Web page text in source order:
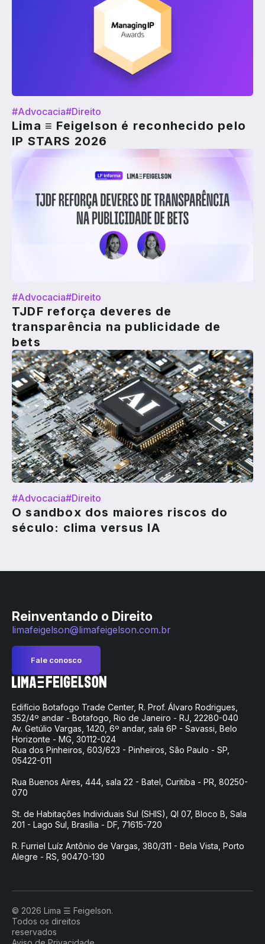
#Advocacia#Direito
Lima ≡ Feigelson é reconhecido pelo
IP STARS 2026
#Advocacia#Direito
TJDF reforça deveres de
transparência na publicidade de
bets
#Advocacia#Direito
O sandbox dos maiores riscos do
século: clima versus IA
Reinventando o Direito
limafeigelson@limafeigelson.com.br
Fale conosco
Edifício Botafogo Trade Center, R. Prof. Álvaro Rodrigues,
352/4º andar - Botafogo, Rio de Janeiro - RJ, 22280-040
Av. Getúlio Vargas, 1420, 6º andar, sala 6P - Savassi, Belo
Horizonte - MG, 30112-024
Rua dos Pinheiros, 603/623 - Pinheiros, São Paulo - SP,
05422-011
Rua Buenos Aires, 444, sala 22 - Batel, Curitiba - PR, 80250-
070
St. de Habitações Individuais Sul (SHIS), QI 07, Bloco B, Sala
201 - Lago Sul, Brasília - DF, 71615-720
R. Furriel Luíz Antônio de Vargas, 380/311 - Bela Vista, Porto
Alegre - RS, 90470-130
© 2026 Lima ☰ Feigelson.
Todos os direitos
reservados